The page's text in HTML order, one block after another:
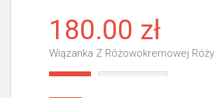
180.00 zł
Wiązanka Z Różowokremowej Róży